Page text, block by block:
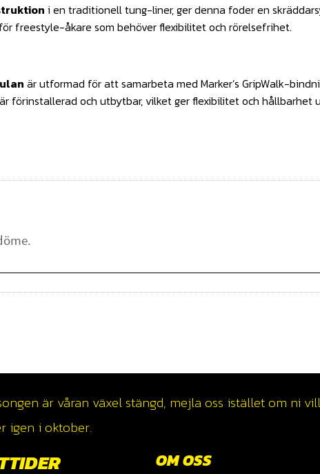
i en traditionell tung-liner, ger denna foder en
freestyle-åkare som behöver flexibilitet och rörelsefrihet.
är utformad för att samarbeta med Marker’s GripWalk-
förinstallerad och utbytbar, vilket ger flexibilitet och
är våran växel stängd, mejla oss istället om ni
igen i oktober.
OM OSS